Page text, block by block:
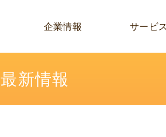
企業情報 サービス
最新情報